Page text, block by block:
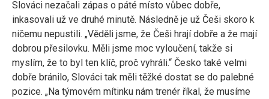
Slováci nezačali zápas o páté místo vůbec dobře,
inkasovali už ve druhé minutě. Následně je už Češi skoro k
ničemu nepustili. „Věděli jsme, že Češi hrají dobře a že mají
dobrou přesilovku. Měli jsme moc vyloučení, takže si
myslím, že to byl ten klíč, proč vyhráli.“ Česko také velmi
dobře bránilo, Slováci tak měli těžké dostat se do palebné
pozice. „Na týmovém mítinku nám trenér říkal, že musíme